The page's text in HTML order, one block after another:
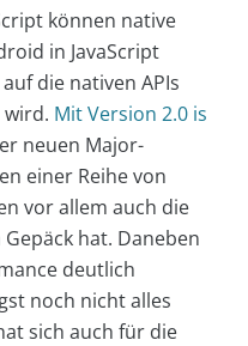
können native
in JavaScript
die nativen APIs
Mit Version 2.0 is
neuen Major-
einer Reihe von
vor allem auch die
hat. Daneben
deutlich
noch nicht alles
sich auch für die